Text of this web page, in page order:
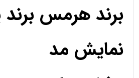
برند هرمس
نمایش مد